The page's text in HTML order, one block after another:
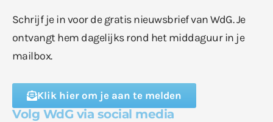
Schrijf je in voor de gratis nieuwsbrief van WdG. Je
ontvangt hem dagelijks rond het middaguur in je
mailbox.
Klik hier om je aan te melden
Volg WdG via social media